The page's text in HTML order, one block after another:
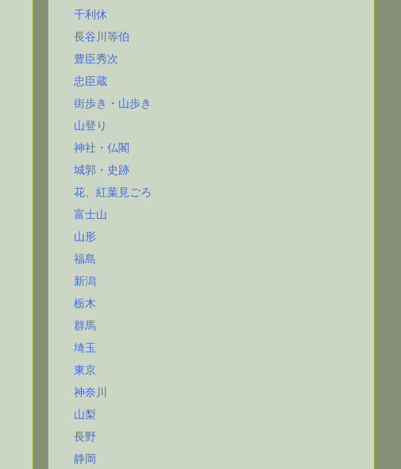
千利休
長谷川等伯
豊臣秀次
忠臣蔵
街歩き・山歩き
山登り
神社・仏閣
城郭・史跡
花、紅葉見ごろ
富士山
山形
福島
新潟
栃木
群馬
埼玉
東京
神奈川
山梨
長野
静岡